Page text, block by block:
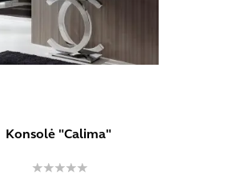
Konsolė "Calima"